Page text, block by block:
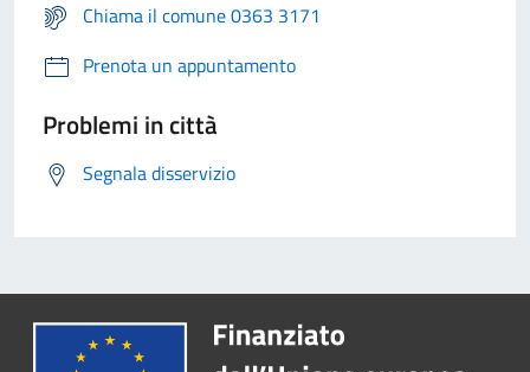
Chiama il comune 0363 3171
Prenota un appuntamento
Problemi in città
Segnala disservizio